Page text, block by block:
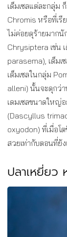
เด็มเซลแต่ละกลุ่ม
Chromis หรือที่เรี
ไม่ค่อยดุร้ายมากนั
Chrysiptera เช่น
parasema), เด็ม
เด็มเซลในกลุ่ม
alleni) นั้นจะดุกว่
เดมเซลขนาดใหญ่
(Dascyllus
oxyodon) ที่เมื่อโ
สวยเท่ากับตอนที่ยัง
ปลาเหยี่ยว